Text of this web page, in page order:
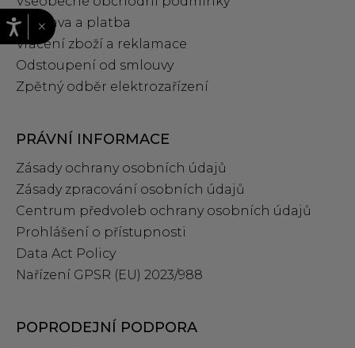
Doprava a platba
Vrácení zboží a reklamace
Odstoupení od smlouvy
Zpětný odběr elektrozařízení
PRÁVNÍ INFORMACE
Zásady ochrany osobních údajů
Zásady zpracování osobních údajů
Centrum předvoleb ochrany osobních údajů
Prohlášení o přístupnosti
Data Act Policy
Nařízení GPSR (EU) 2023/988
POPRODEJNÍ PODPORA
×